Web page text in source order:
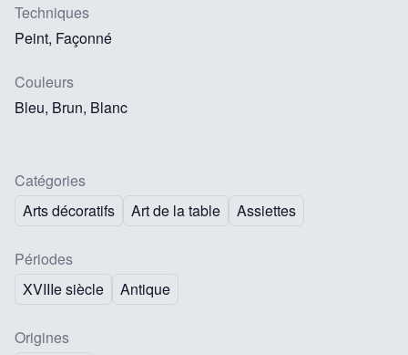
Techniques
Peint, Façonné
Couleurs
Bleu, Brun, Blanc
Catégories
Arts décoratifs
Art de la table Assiettes
Périodes
XVIIIe siècle
Antique
Origines